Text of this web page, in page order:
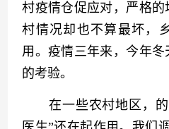
村疫情仓促应对，严格
村情况却也不算最坏，
用。疫情三年来，今年
的考验。
在一些农村地区，的